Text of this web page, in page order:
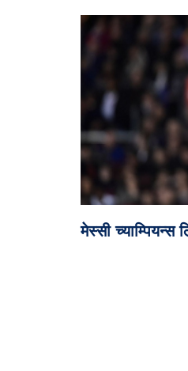
मेस्सी च्याम्पियन्स